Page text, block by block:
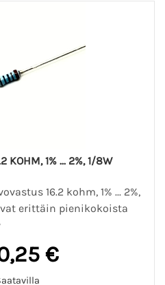
KOHM, 1% ... 2%, 1/8W
16.2 kohm, 1% ... 2%,
erittäin pienikokoista
€